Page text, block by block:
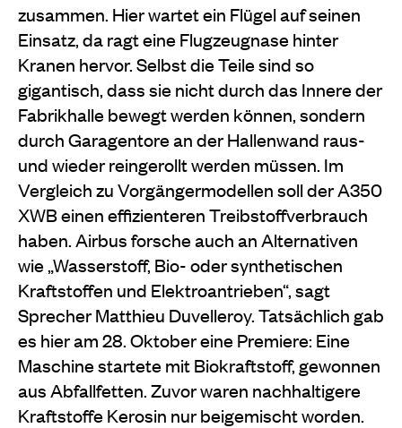
zusammen. Hier wartet ein Flügel auf seinen
Einsatz, da ragt eine Flugzeugnase hinter
Kranen hervor. Selbst die Teile sind so
gigantisch, dass sie nicht durch das Innere der
Fabrikhalle bewegt werden können, sondern
durchGaragentore an der Hallenwand raus-
und wiederreingerollt werden müssen. Im
Vergleich zu Vorgängermodellen soll der A350
XWB einen effizienteren Treibstoffverbrauch
haben. Airbus forsche auch an Alternativen
wie „Wasserstoff, Bio- oder synthetischen
Kraftstoffen und Elektroantrieben“, sagt
Sprecher Matthieu Duvelleroy. Tatsächlich gab
es hier am 28. Oktober eine Premiere: Eine
Maschine startete mit Biokraftstoff, gewonnen
aus Abfallfetten. Zuvor waren nachhaltigere
Kraftstoffe Kerosin nur beigemischt worden.